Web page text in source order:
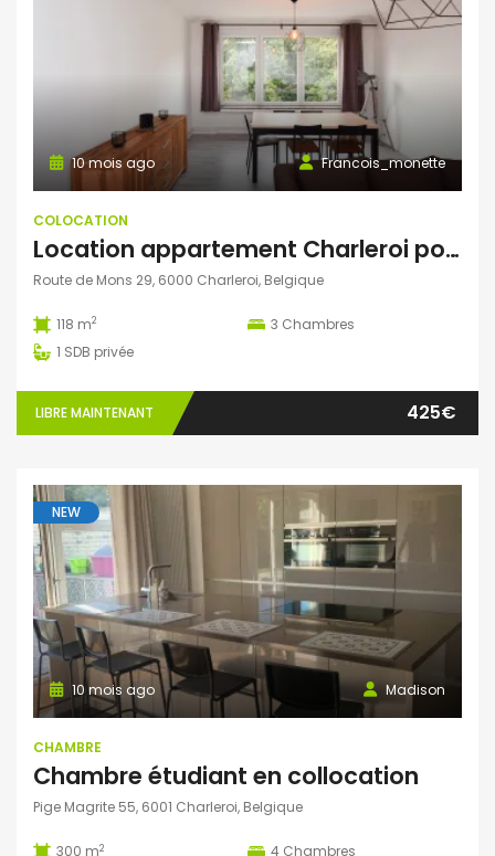
Francois_monette
10 mois ago
COLOCATION
Location appartement Charleroi pour 3 étudiants
Route de Mons 29, 6000 Charleroi, Belgique
118 m2 3 Chambres
1 SDB privée
LIBRE MAINTENANT 425€
NEW
Madison
10 mois ago
CHAMBRE
Chambre étudiant en collocation
Pige Magrite 55, 6001 Charleroi, Belgique
300 m2 4 Chambres